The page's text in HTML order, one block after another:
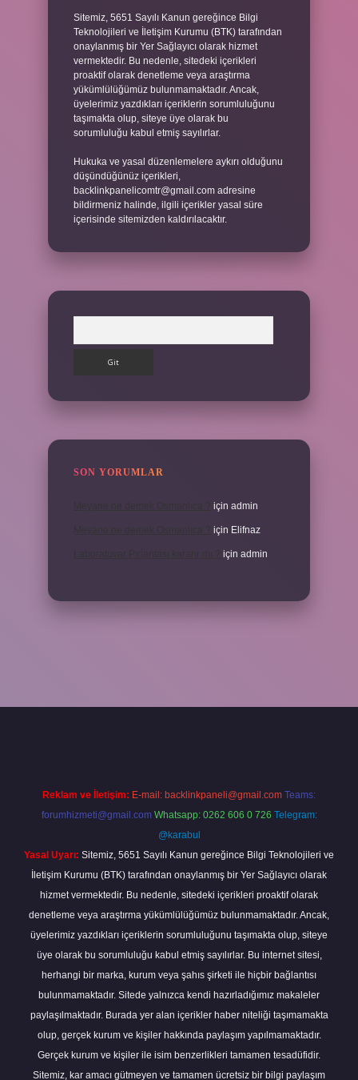
Sitemiz, 5651 Sayılı Kanun gereğince Bilgi
Teknolojileri ve İletişim Kurumu (BTK) tarafından
onaylanmış bir Yer Sağlayıcı olarak hizmet
vermektedir. Bu nedenle, sitedeki içerikleri
proaktif olarak denetleme veya araştırma
yükümlülüğümüz bulunmamaktadır. Ancak,
üyelerimiz yazdıkları içeriklerin sorumluluğunu
taşımakta olup, siteye üye olarak bu
sorumluluğu kabul etmiş sayılırlar.
Hukuka ve yasal düzenlemelere aykırı olduğunu
düşündüğünüz içerikleri,
backlinkpanelicomtr@gmail.com adresine
bildirmeniz halinde, ilgili içerikler yasal süre
içerisinde sitemizden kaldırılacaktır.
SON YORUMLAR
için admin
için Elifnaz
için admin
Reklam ve İletişim: E-mail: backlinkpaneli@gmail.com Teams:
forumhizmeti@gmail.com Whatsapp: 0262 606 0 726 Telegram:
@karabul
Yasal Uyarı: Sitemiz, 5651 Sayılı Kanun gereğince Bilgi Teknolojileri ve
İletişim Kurumu (BTK) tarafından onaylanmış bir Yer Sağlayıcı olarak
hizmet vermektedir. Bu nedenle, sitedeki içerikleri proaktif olarak
denetleme veya araştırma yükümlülüğümüz bulunmamaktadır. Ancak,
üyelerimiz yazdıkları içeriklerin sorumluluğunu taşımakta olup, siteye
üye olarak bu sorumluluğu kabul etmiş sayılırlar. Bu internet sitesi,
herhangi bir marka, kurum veya şahıs şirketi ile hiçbir bağlantısı
bulunmamaktadır. Sitede yalnızca kendi hazırladığımız makaleler
paylaşılmaktadır. Burada yer alan içerikler haber niteliği taşımamakta
olup, gerçek kurum ve kişiler hakkında paylaşım yapılmamaktadır.
Gerçek kurum ve kişiler ile isim benzerlikleri tamamen tesadüfidir.
Sitemiz, kar amacı gütmeyen ve tamamen ücretsiz bir bilgi paylaşım